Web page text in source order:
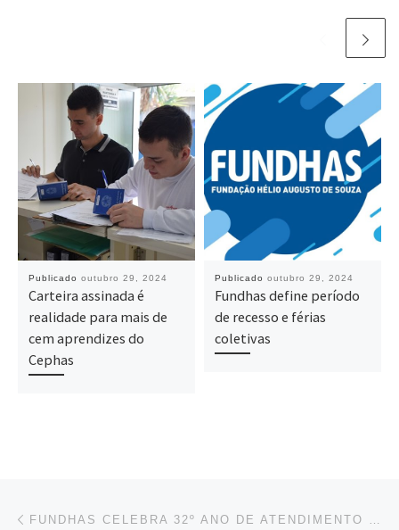
Publicado outubro 29, 2024
Carteira assinada é
realidade para mais de
cem aprendizes do
Cephas
Publicado outubro 29, 2024
Fundhas define período
de recesso e férias
coletivas
Navegação do post